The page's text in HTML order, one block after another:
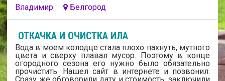
Владимир
Белгород
ОТКАЧКА И ОЧИСТКА ИЛА
Вода в моем колодце стала плохо пахнуть, мутного
цвета и сверху плавал мусор. Поэтому в конце
огородного сезона его нужно было обязательно
прочистить. Нашел сайт в интернете и позвонил.